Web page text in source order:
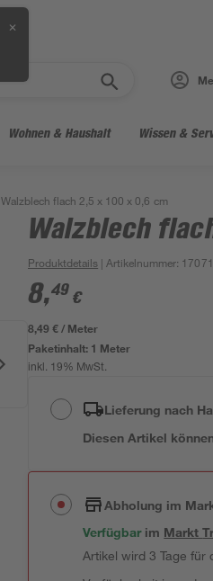
✕
Wohnen & Haushalt Wissen &
Walzblech flach 2,5 x 100 x 0,6 cm
Walzblech
Produktdetails | Artikelnummer:
8,49 €
8,49 € / Meter
Paketinhalt: 1 Meter
inkl. 19% MwSt.
Lieferung nach
Diesen Artikel
Abholung im
Verfügbar im Markt
Artikel wird 3 Tage für